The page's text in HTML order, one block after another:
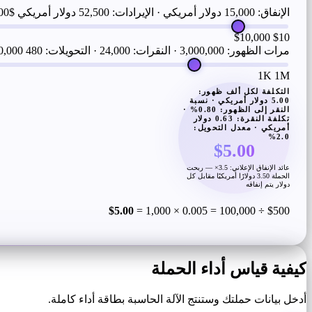
الإنفاق: 15,000 دولار أمريكي · الإيرادات: 52,500 دولار أمريكي $500
$10
$10,000
مرات الظهور: 3,000,000 · النقرات: 24,000 · التحويلات: 480
1K 1M
التكلفة لكل ألف ظهور:
5.00 دولار أمريكي · نسبة
النقر إلى الظهور: 0.80% ·
تكلفة النقرة: 0.63 دولار
أمريكي · معدل التحويل:
2.0%
$5.00
عائد الإنفاق الإعلاني: 3.5× — ربحت
الحملة 3.50 دولارًا أمريكيًا مقابل كل
دولار يتم إنفاقه
$500 ÷ 100,000 = 0.005 × 1,000 =
$5.00
كيفية قياس أداء الحملة
أدخل بيانات حملتك وستنتج الآلة الحاسبة بطاقة أداء كاملة.